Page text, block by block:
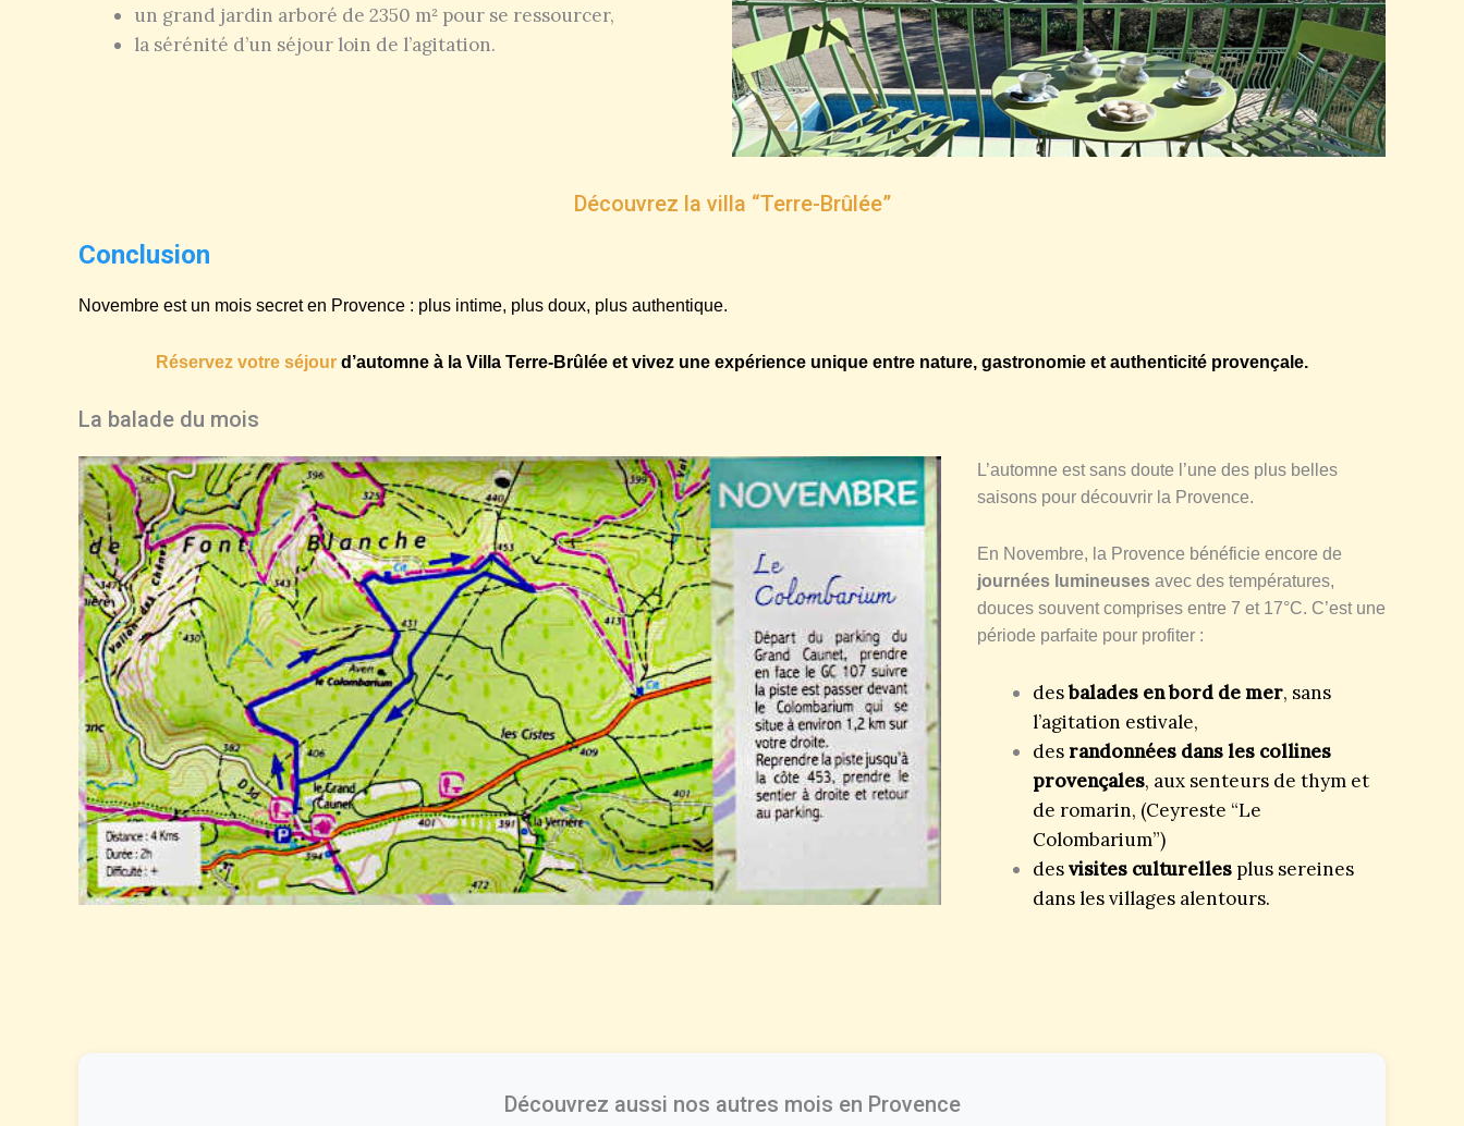
un grand jardin arboré de 2350 m² pour se ressourcer,
la sérénité d’un séjour loin de l’agitation.
Découvrez la villa “Terre-Brûlée”
Conclusion
Novembre est un mois secret en Provence : plus intime, plus doux, plus authentique.
Réservez votre séjour d’automne à la Villa Terre-Brûlée et vivez une expérience unique entre nature, gastronomie et authenticité provençale.
La balade du mois
L’automne est sans doute l’une des plus belles
saisons pour découvrir la Provence.
En Novembre, la Provence bénéficie encore de
journées lumineusesavec des températures,
douces souvent comprises entre 7 et 17°C. C’est une
période parfaite pour profiter :
desbalades en bord de mer, sans
l’agitation estivale,
desrandonnées dans les collines
provençales, aux senteurs de thym et
de romarin, (Ceyreste “Le
Colombarium”)
desvisites culturellesplus sereines
dans les villages alentours.
Découvrez aussi nos autres mois en Provence